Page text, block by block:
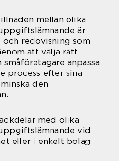
mellan olika
är
redovisning som
att välja rätt
anpassa
process efter sina
den
med olika
vid
eller i enkelt bolag